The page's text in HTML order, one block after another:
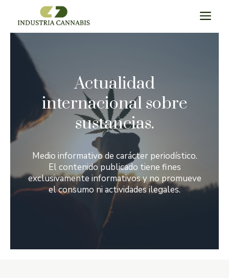
contenido
Actualidad
internacional sobre
sustancias.
Medio informativo de carácter periodístico.
El contenido publicado tiene fines
exclusivamente informativos y no promueve
el consumo ni actividades ilegales.